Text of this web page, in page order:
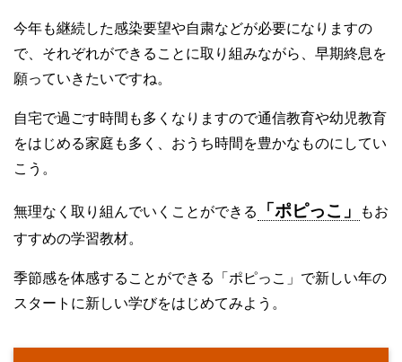
今年も継続した感染要望や自粛などが必要になりますの
で、それぞれができることに取り組みながら、早期終息を
願っていきたいですね。
自宅で過ごす時間も多くなりますので通信教育や幼児教育
をはじめる家庭も多く、おうち時間を豊かなものにしてい
こう。
無理なく取り組んでいくことができる 「ポピっこ」
もお
すすめの学習教材。
季節感を体感することができる「ポピっこ」で新しい年の
スタートに新しい学びをはじめてみよう。